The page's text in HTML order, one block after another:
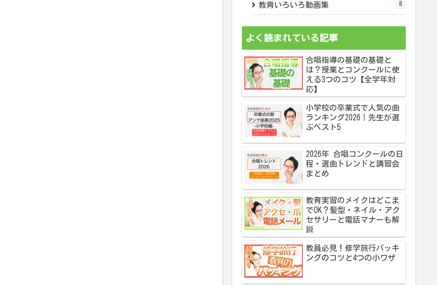
教育いろいろ動画集 8
よく読まれている記事
合唱指導の基礎の基礎と
は？授業とコンクールに使
える3つのコツ【全学年対
応】
小学校の卒業式で人気の曲
ランキング2026｜先生が選
ぶベスト5
2026年 合唱コンクールの日
程・選曲トレンドと講習会
まとめ
教育実習のメイクはどこま
でOK？髪型・ネイル・アク
セサリーと電話マナーも解
説
教員必見！修学旅行パッキ
ングのコツと4つの小ワザ